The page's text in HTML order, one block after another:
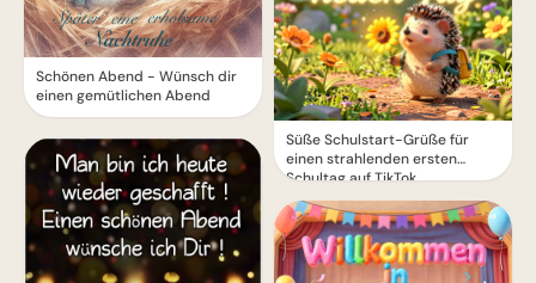
Schönen Abend - Wünsch dir
einen gemütlichen Abend
Süße Schulstart-Grüße für
einen strahlenden ersten
Schultag auf TikTok